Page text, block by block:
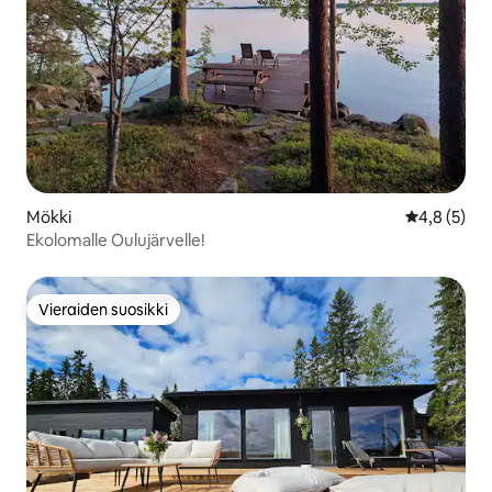
Mökki
4,8 (5)
Ekolomalle Oulujärvelle!
Vieraiden suosikki
Vieraiden suosikki